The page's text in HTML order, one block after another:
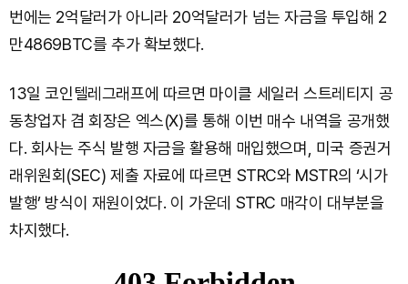
번에는 2억달러가 아니라 20억달러가 넘는 자금을 투입해 2
만4869BTC를 추가 확보했다.
13일 코인텔레그래프에 따르면 마이클 세일러 스트레티지 공
동창업자 겸 회장은 엑스(X)를 통해 이번 매수 내역을 공개했
다. 회사는 주식 발행 자금을 활용해 매입했으며, 미국 증권거
래위원회(SEC) 제출 자료에 따르면 STRC와 MSTR의 ‘시가
발행’ 방식이 재원이었다. 이 가운데 STRC 매각이 대부분을
차지했다.